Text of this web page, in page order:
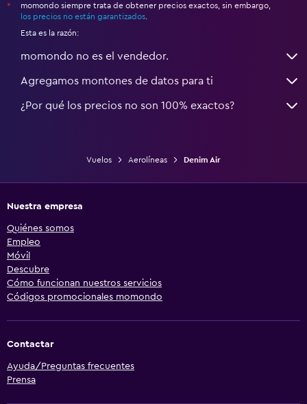
*
momondo siempre trata de obtener precios exactos, sin embargo,
los precios no están garantizados
Esta es la razón:
momondo no es el vendedor.
Agregamos montones de datos para ti
¿Por qué los precios no son 100% exactos?
Vuelos Aerolíneas Denim Air
Nuestra empresa
Quiénes somos
Empleo
Móvil
Descubre
Cómo funcionan nuestros servicios
Códigos promocionales momondo
Contactar
Ayuda/Preguntas frecuentes
Prensa